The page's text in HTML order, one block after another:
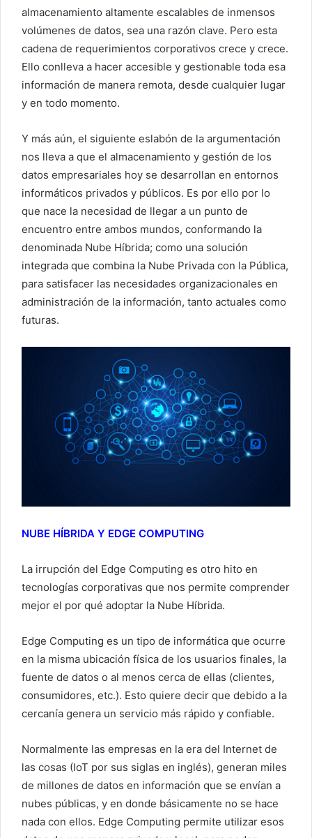
almacenamiento altamente escalables de inmensos
volúmenes de datos, sea una razón clave. Pero esta
cadena de requerimientos corporativos crece y crece.
Ello conlleva a hacer accesible y gestionable toda esa
información de manera remota, desde cualquier lugar
y en todo momento.
Y más aún, el siguiente eslabón de la argumentación
nos lleva a que el almacenamiento y gestión de los
datos empresariales hoy se desarrollan en entornos
informáticos privados y públicos. Es por ello por lo
que nace la necesidad de llegar a un punto de
encuentro entre ambos mundos, conformando la
denominada Nube Híbrida; como una solución
integrada que combina la Nube Privada con la Pública,
para satisfacer las necesidades organizacionales en
administración de la información, tanto actuales como
futuras.
NUBE HÍBRIDA Y EDGE COMPUTING
La irrupción del Edge Computing es otro hito en
tecnologías corporativas que nos permite comprender
mejor el por qué adoptar la Nube Híbrida.
Edge Computing es un tipo de informática que ocurre
en la misma ubicación física de los usuarios finales, la
fuente de datos o al menos cerca de ellas (clientes,
consumidores, etc.). Esto quiere decir que debido a la
cercanía genera un servicio más rápido y confiable.
Normalmente las empresas en la era del Internet de
las cosas (IoT por sus siglas en inglés), generan miles
de millones de datos en información que se envían a
nubes públicas, y en donde básicamente no se hace
nada con ellos. Edge Computing permite utilizar esos